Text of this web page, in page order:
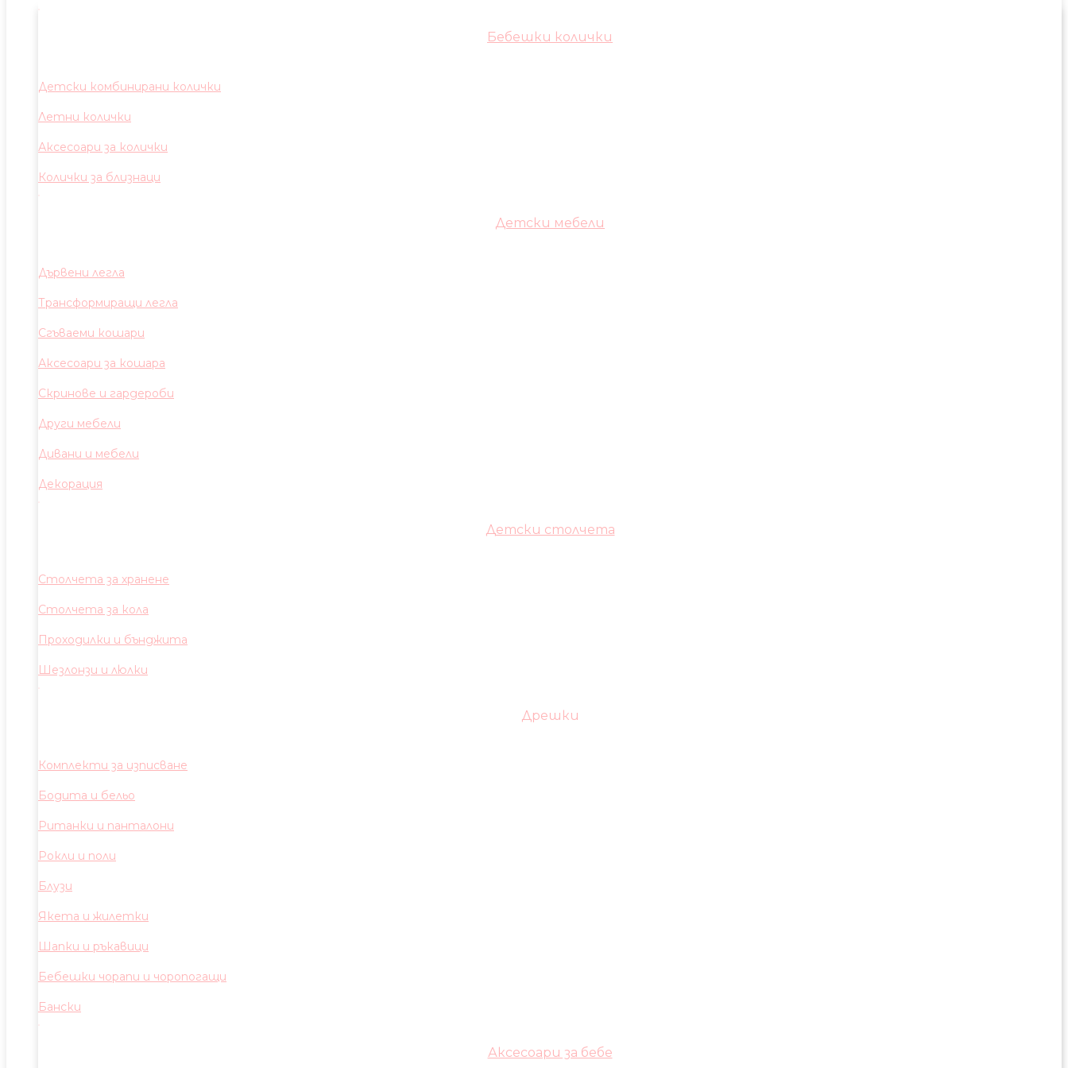
Бебешки колички
Детски комбинирани колички
Летни колички
Аксесоари за колички
Колички за близнаци
Детски мебели
Дървени легла
Трансформиращи легла
Сгъваеми кошари
Аксесоари за кошара
Скринове и гардероби
Други мебели
Дивани и мебели
Декорация
Детски столчета
Столчета за хранене
Столчета за кола
Проходилки и бънджита
Шезлонзи и люлки
Дрешки
Комплекти за изписване
Бодита и бельо
Ританки и панталони
Рокли и поли
Блузи
Якета и жилетки
Шапки и ръкавици
Бебешки чорапи и чоропогащи
Бански
Аксесоари за бебе